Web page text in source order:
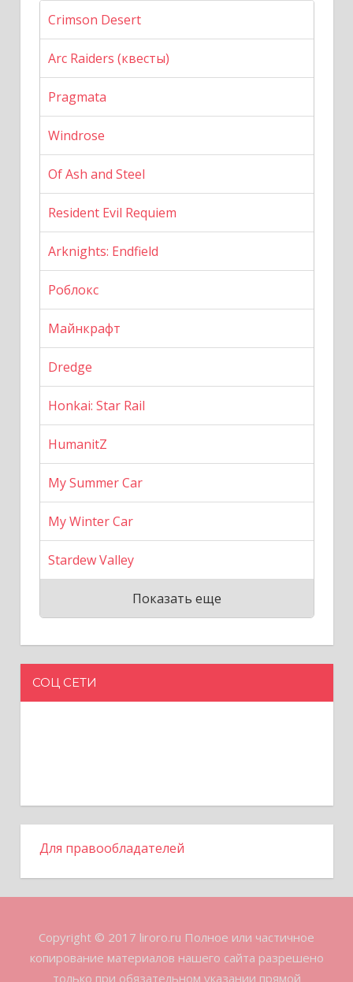
Crimson Desert
Arc Raiders (квесты)
Pragmata
Windrose
Of Ash and Steel
Resident Evil Requiem
Arknights: Endfield
Роблокс
Майнкрафт
Dredge
Honkai: Star Rail
HumanitZ
My Summer Car
My Winter Car
Stardew Valley
Показать еще
СОЦ СЕТИ
Для правообладателей
Copyright © 2017 liroro.ru Полное или частичное
копирование материалов нашего сайта разрешено
только при обязательном указании прямой